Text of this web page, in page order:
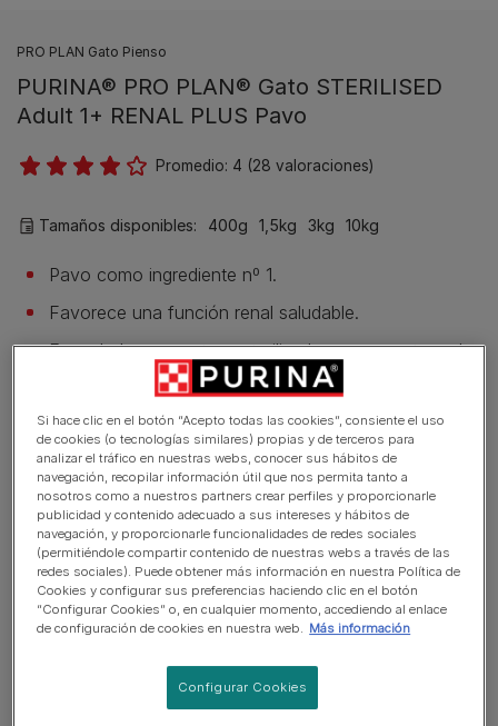
PRO PLAN Gato Pienso
PURINA® PRO PLAN® Gato STERILISED
Adult 1+ RENAL PLUS Pavo
Promedio: 4 (28 valoraciones)
Tamaños disponibles: 400g 1,5kg 3kg 10kg
Pavo como ingrediente nº 1.
Favorece una función renal saludable.
Formulado para gatos esterilizados para mantener la
salud urinaria y un peso corporal ideal.
Ayuda a proteger los dientes frente a la acumulación
de placa y sarro.
Ver más
Descripción del producto
Ingredientes y nutrición
Modo de empleo
Si hace clic en el botón “Acepto todas las cookies”, consiente el uso
de cookies (o tecnologías similares) propias y de terceros para
analizar el tráfico en nuestras webs, conocer sus hábitos de
navegación, recopilar información útil que nos permita tanto a
nosotros como a nuestros partners crear perfiles y proporcionarle
publicidad y contenido adecuado a sus intereses y hábitos de
navegación, y proporcionarle funcionalidades de redes sociales
(permitiéndole compartir contenido de nuestras webs a través de las
redes sociales). Puede obtener más información en nuestra Política de
Cookies y configurar sus preferencias haciendo clic en el botón
“Configurar Cookies” o, en cualquier momento, accediendo al enlace
de configuración de cookies en nuestra web.
Más información
Configurar Cookies